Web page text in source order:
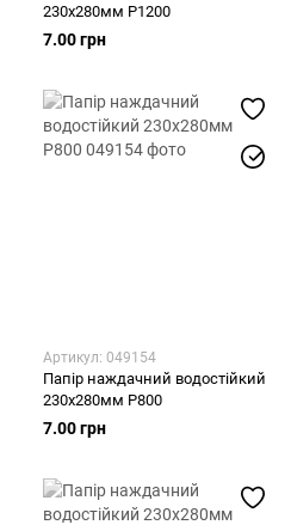
230х280мм Р1200
7.00 грн
Артикул: 049154
Папір наждачний водостійкий
230х280мм Р800
7.00 грн